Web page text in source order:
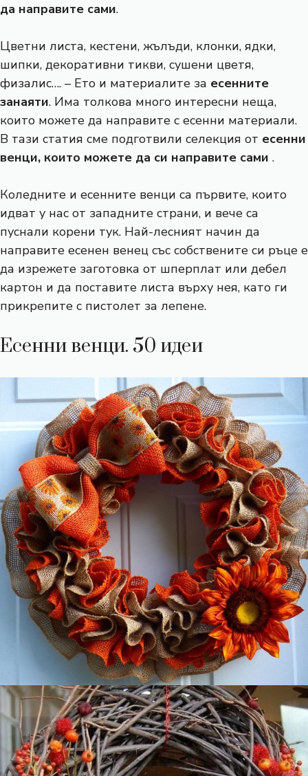
да направите сами.
Цветни листа, кестени, жълъди, клонки, ядки,
шипки, декоративни тикви, сушени цветя,
физалис…. – Ето и материалите за есенните
занаяти. Има толкова много интересни неща,
които можете да направите с есенни материали.
В тази статия сме подготвили селекция от есенни
венци, които можете да си направите сами .
Коледните и есенните венци са първите, които
идват у нас от западните страни, и вече са
пуснали корени тук. Най-лесният начин да
направите есенен венец със собствените си ръце е
да изрежете заготовка от шперплат или дебел
картон и да поставите листа върху нея, като ги
прикрепите с пистолет за лепене.
Есенни венци. 50 идеи